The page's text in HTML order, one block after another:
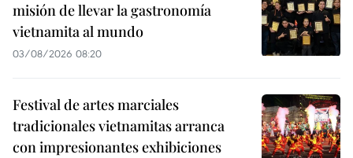
misión de llevar la gastronomía
vietnamita al mundo
03/08/2026 08:20
Festival de artes marciales
tradicionales vietnamitas arranca
con impresionantes exhibiciones